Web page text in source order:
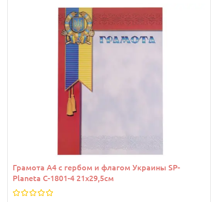
Грамота A4 с гербом и флагом Украины SP-
Planeta C-1801-4 21х29,5см